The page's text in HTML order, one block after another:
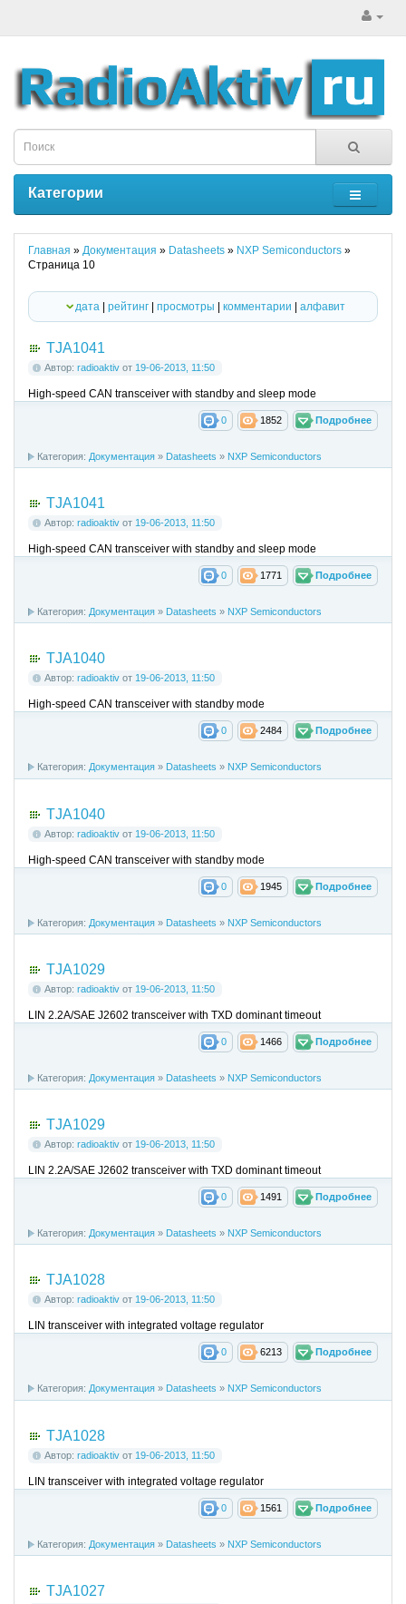
Категории
Главная » Документация » Datasheets » NXP Semiconductors »
Страница 10
дата | рейтинг| просмотры | комментарии | алфавит
TJA1041
Автор: radioaktiv от 19-06-2013, 11:50
High-speed CAN transceiver with standby and sleep mode
Подробнее
1852
0
Категория: Документация » Datasheets » NXP Semiconductors
TJA1041
Автор: radioaktiv от 19-06-2013, 11:50
High-speed CAN transceiver with standby and sleep mode
Подробнее
1771
0
Категория: Документация » Datasheets » NXP Semiconductors
TJA1040
Автор: radioaktiv от 19-06-2013, 11:50
High-speed CAN transceiver with standby mode
Подробнее
2484
0
Категория: Документация » Datasheets » NXP Semiconductors
TJA1040
Автор: radioaktiv от 19-06-2013, 11:50
High-speed CAN transceiver with standby mode
Подробнее
1945
0
Категория: Документация » Datasheets » NXP Semiconductors
TJA1029
Автор: radioaktiv от 19-06-2013, 11:50
LIN 2.2A/SAE J2602 transceiver with TXD dominant timeout
Подробнее
1466
0
Категория: Документация » Datasheets » NXP Semiconductors
TJA1029
Автор: radioaktiv от 19-06-2013, 11:50
LIN 2.2A/SAE J2602 transceiver with TXD dominant timeout
Подробнее
1491
0
Категория: Документация » Datasheets » NXP Semiconductors
TJA1028
Автор: radioaktiv от 19-06-2013, 11:50
LIN transceiver with integrated voltage regulator
Подробнее
6213
0
Категория: Документация » Datasheets » NXP Semiconductors
TJA1028
Автор: radioaktiv от 19-06-2013, 11:50
LIN transceiver with integrated voltage regulator
Подробнее
1561
0
Категория: Документация » Datasheets » NXP Semiconductors
TJA1027